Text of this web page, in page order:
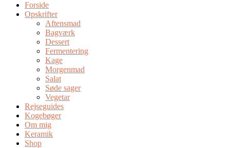
Forside
Opskrifter
Aftensmad
Bagværk
Dessert
Fermentering
Kage
Morgenmad
Salat
Søde sager
Vegetar
Rejseguides
Kogebøger
Om mig
Keramik
Shop